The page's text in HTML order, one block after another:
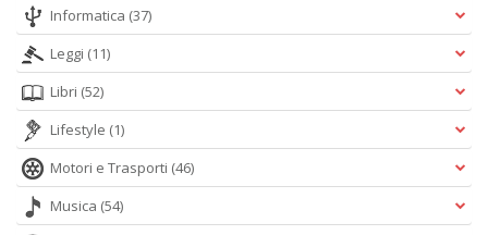
Informatica (37)
Leggi (11)
Libri (52)
Lifestyle (1)
Motori e Trasporti (46)
Musica (54)